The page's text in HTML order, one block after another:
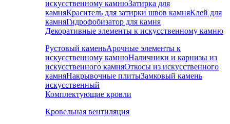
искусственному камнюЗатирка для
камняКраситель для затирки швов камняКлей для
камняГидрофобизатор для камня
Декоративные элементы к искусственному камню
Рустовый каменьАрочные элементы к
искусственному камнюНаличники и карнизы из
искусственного камняОткосы из искусственного
камняНакрывочные плитыЗамковый камень
искусственный
Комплектующие кровли
Кровельная вентиляция